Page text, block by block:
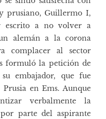
prusiano, Guillermo I,
escrito a no volver a
alemán a la corona
complacer al sector
formuló la petición de
embajador, que fue
en Ems. Aunque
verbalmente la
parte del aspirante